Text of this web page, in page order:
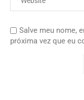
Salve meu nome,
próxima vez que eu